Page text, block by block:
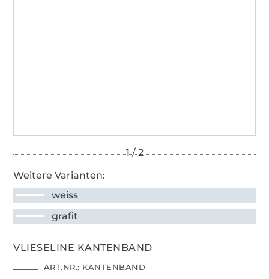
Weitere Varianten:
weiss
grafit
VLIESELINE KANTENBAND
ART.NR.: KANTENBAND